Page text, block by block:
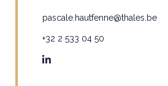
pascale.hautfenne@thales.be
+32 2 533 04 50